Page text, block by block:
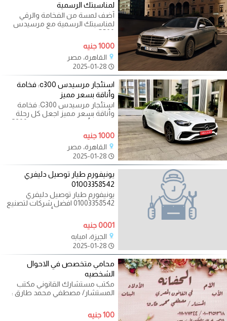
لمناسبتك الرسمية
أضف لمسة من الفخامة والرقي
لمناسبتك الرسمية مع مرسيدس
S500. تتميز السيارة بتصميمها الفاخر
1000 جنيه
القاهرة، مصر
استئجار مرسيدس c300: فخامة
وأناقة بسعر مميز
استئجار مرسيدس C300: فخامة
وأناقة بسعر مميز اجعل كل رحلة
تجربة لا تُنسى مع مرسيدس C300
التي تجمع بين
1000 جنيه
القاهرة، مصر
يونيفورم طيار توصيل دليفري
01003358542
يونيفورم طيار توصيل دليفري
01003358542 افضل شركات لتصنيع
0001 جنيه
الجيزة، امبابه
محامي متخصص في الاحوال
الشخصيه
مكتب مستشارك القانوني مكتب
المستشار/ مصطفي محمد طارق :
الخلع -
100 جنيه